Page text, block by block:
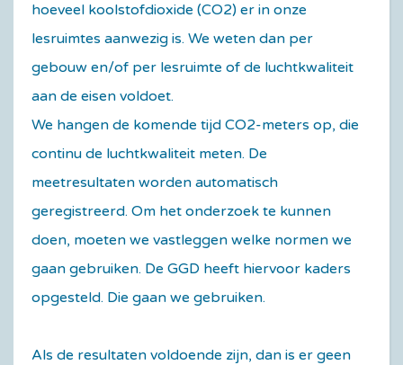
hoeveel koolstofdioxide (CO2) er in onze
lesruimtes aanwezig is. We weten dan per
gebouw en/of per lesruimte of de luchtkwaliteit
aan de eisen voldoet.
We hangen de komende tijd CO2-meters op, die
continu de luchtkwaliteit meten. De
meetresultaten worden automatisch
geregistreerd. Om het onderzoek te kunnen
doen, moeten we vastleggen welke normen we
gaan gebruiken. De GGD heeft hiervoor kaders
opgesteld. Die gaan we gebruiken.
Als de resultaten voldoende zijn, dan is er geen